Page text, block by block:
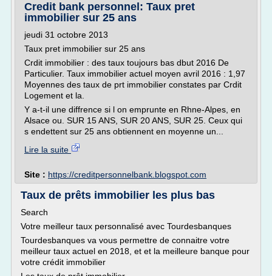
Credit bank personnel: Taux pret
immobilier sur 25 ans
jeudi 31 octobre 2013
Taux pret immobilier sur 25 ans
Crdit immobilier : des taux toujours bas dbut 2016 De
Particulier. Taux immobilier actuel moyen avril 2016 : 1,97
Moyennes des taux de prt immobilier constates par Crdit
Logement et la.
Y a-t-il une diffrence si l on emprunte en Rhne-Alpes, en
Alsace ou. SUR 15 ANS, SUR 20 ANS, SUR 25. Ceux qui
s endettent sur 25 ans obtiennent en moyenne un...
Lire la suite
Site : https://creditpersonnelbank.blogspot.com
Taux de prêts immobilier les plus bas
Search
Votre meilleur taux personnalisé avec Tourdesbanques
Tourdesbanques va vous permettre de connaitre votre
meilleur taux actuel en 2018, et et la meilleure banque pour
votre crédit immobilier